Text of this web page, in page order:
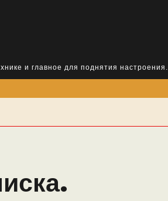
и главное для поднятия настроения.